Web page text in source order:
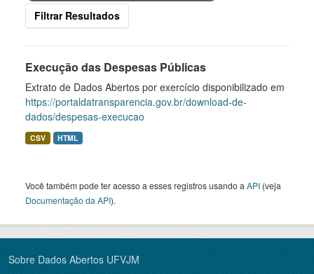
Filtrar Resultados
Execução das Despesas Públicas
Extrato de Dados Abertos por exercício disponibilizado em
https://portaldatransparencia.gov.br/download-de-
dados/despesas-execucao
CSV HTML
Você também pode ter acesso a esses registros usando a API (veja
Documentação da API).
Sobre Dados Abertos UFVJM